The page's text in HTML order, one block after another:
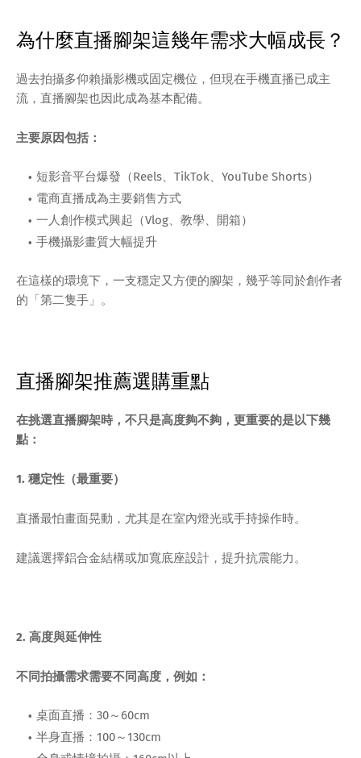
為什麼直播腳架這幾年需求大幅成長？
過去拍攝多仰賴攝影機或固定機位，但現在手機直播已成主
流，直播腳架也因此成為基本配備。
主要原因包括：
短影音平台爆發（Reels、TikTok、YouTube Shorts）
電商直播成為主要銷售方式
一人創作模式興起（Vlog、教學、開箱）
手機攝影畫質大幅提升
在這樣的環境下，一支穩定又方便的腳架，幾乎等同於創作者
的「第二隻手」。
直播腳架推薦選購重點
在挑選直播腳架時，不只是高度夠不夠，更重要的是以下幾
點：
1. 穩定性（最重要）
直播最怕畫面晃動，尤其是在室內燈光或手持操作時。
建議選擇鋁合金結構或加寬底座設計，提升抗震能力。
2. 高度與延伸性
不同拍攝需求需要不同高度，例如：
桌面直播：30～60cm
半身直播：100～130cm